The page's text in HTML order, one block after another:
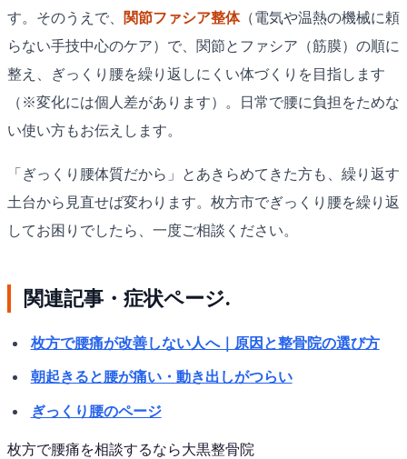
す。そのうえで、
関節ファシア整体（電気や温熱の機械に頼
らない手技中心のケア）で、関節とファシア（筋膜）の順に
整え、ぎっくり腰を繰り返しにくい体づくりを目指します
（※変化には個人差があります）。日常で腰に負担をためな
い使い方もお伝えします。
「ぎっくり腰体質だから」とあきらめてきた方も、繰り返す
土台から見直せば変わります。枚方市でぎっくり腰を繰り返
してお困りでしたら、一度ご相談ください。
関連記事・症状ページ.
枚方で腰痛が改善しない人へ｜原因と整骨院の選び方
朝起きると腰が痛い・動き出しがつらい
ぎっくり腰のページ
枚方で腰痛を相談するなら大黒整骨院